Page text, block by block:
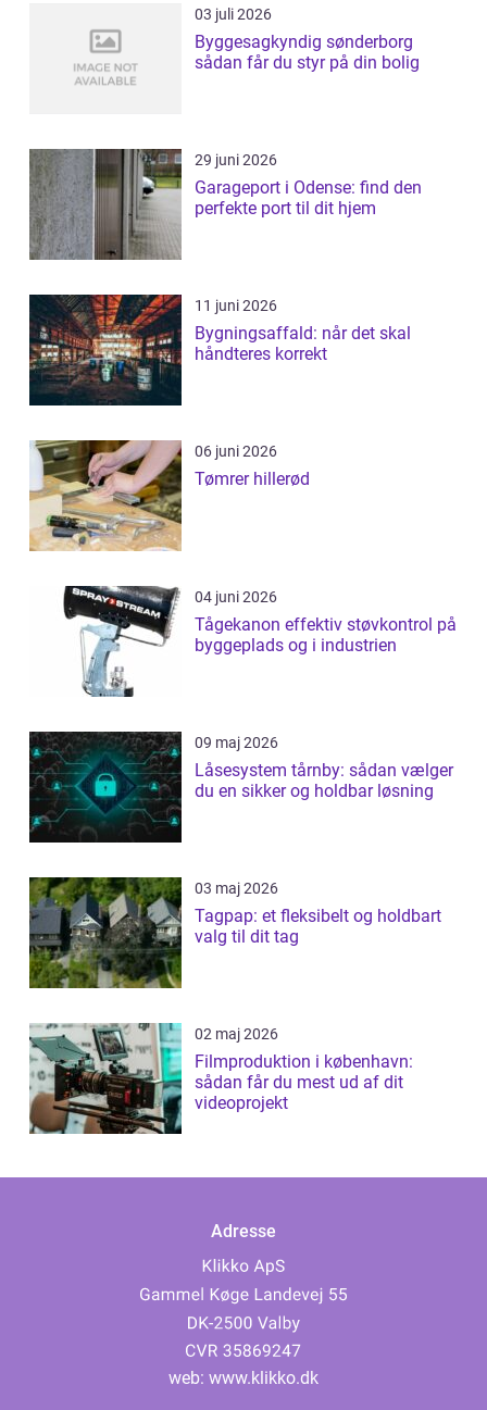
03 juli 2026
Byggesagkyndig sønderborg
sådan får du styr på din bolig
29 juni 2026
Garageport i Odense: find den
perfekte port til dit hjem
11 juni 2026
Bygningsaffald: når det skal
håndteres korrekt
06 juni 2026
Tømrer hillerød
04 juni 2026
Tågekanon effektiv støvkontrol på
byggeplads og i industrien
09 maj 2026
Låsesystem tårnby: sådan vælger
du en sikker og holdbar løsning
03 maj 2026
Tagpap: et fleksibelt og holdbart
valg til dit tag
02 maj 2026
Filmproduktion i københavn:
sådan får du mest ud af dit
videoprojekt
Adresse
web: www.klikko.dk